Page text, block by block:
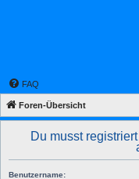
FAQ
Foren-Übersicht
Du musst
Benutzername: